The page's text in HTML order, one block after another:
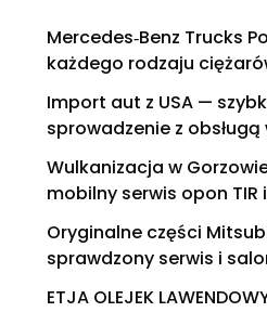
Mercedes‑Benz Trucks
każdego rodzaju
Import aut z USA —
sprowadzenie z obsługą
Wulkanizacja w
mobilny serwis opon
Oryginalne części
sprawdzony serwis i
ETJA OLEJEK